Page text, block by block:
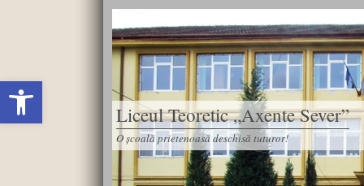
Deschide bara de unelte
Liceul Teoretic „Axente Sever”
O școală prietenoasă deschisă tuturor!